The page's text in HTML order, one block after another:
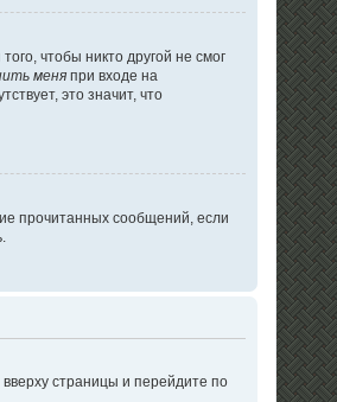
чтобы никто другой не смог
меня при входе на
это значит, что
прочитанных сообщений, если
страницы и перейдите по